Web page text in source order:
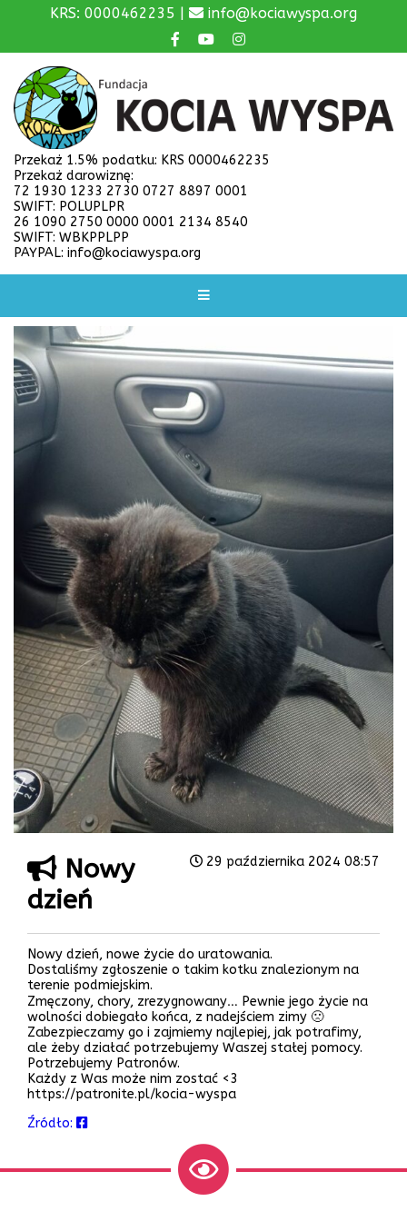
KRS: 0000462235 | info@kociawyspa.org
Przekaż 1.5% podatku: KRS 0000462235
Przekaż darowiznę:
72 1930 1233 2730 0727 8897 0001
SWIFT: POLUPLPR
26 1090 2750 0000 0001 2134 8540
SWIFT: WBKPPLPP
PAYPAL: info@kociawyspa.org
29 października 2024 08:57
Nowy
dzień
Nowy dzień, nowe życie do uratowania.
Dostaliśmy zgłoszenie o takim kotku znalezionym na
terenie podmiejskim.
Zmęczony, chory, zrezygnowany… Pewnie jego życie na
wolności dobiegało końca, z nadejściem zimy 🙁
Zabezpieczamy go i zajmiemy najlepiej, jak potrafimy,
ale żeby działać potrzebujemy Waszej stałej pomocy.
Potrzebujemy Patronów.
Każdy z Was może nim zostać <3
https://patronite.pl/kocia-wyspa
Źródło: